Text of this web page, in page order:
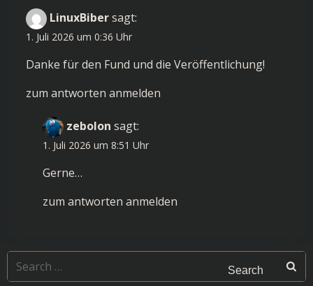
LinuxBibersagt:
1. Juli 2026 um 0:36 Uhr
Danke für den Fund und die Veröffentlichung!
zum antworten anmelden
zebolon sagt:
1. Juli 2026 um 8:51 Uhr
Gerne…
zum antworten anmelden
Search
for: